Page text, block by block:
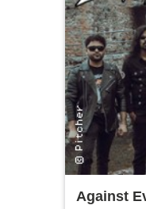
Against